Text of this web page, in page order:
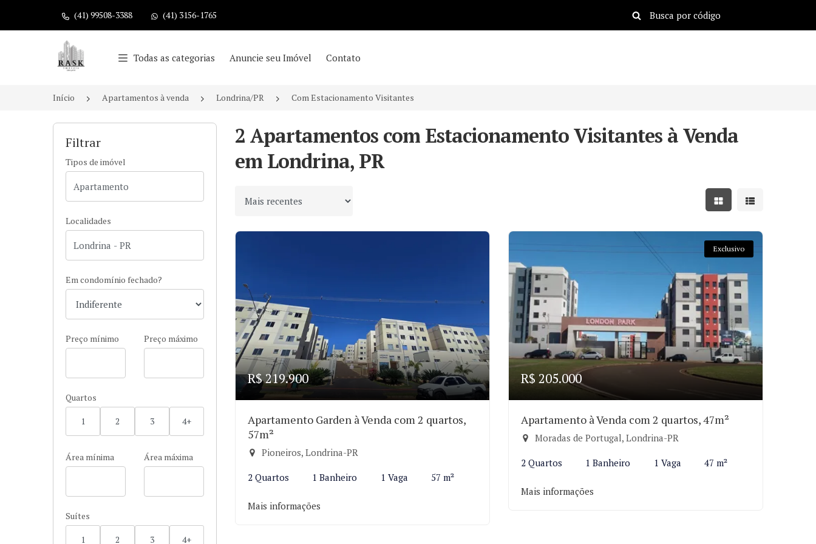
(41) 99508-3388 (41) 3156-1765
Página inicial
Todas as categorias Anuncie seu Imóvel Contato
Início Apartamentos à venda Londrina/PR Com Estacionamento Visitantes
Filtrar
Tipos de imóvel
Localidades
Em condomínio fechado?
Preço mínimo Preço máximo
Quartos
1 2 3 4+
Área mínima Área máxima
Suítes
1 2 3 4+
2 Apartamentos com Estacionamento Visitantes à Venda
em Londrina, PR
Ordenar por Mostrar resultados em
Mostrar
R$ 219.900
Apartamento Garden à Venda com 2 quartos,
57m²
Pioneiros, Londrina-PR
2 Quartos 1 Banheiro 1 Vaga 57 m²
Mais informações
Exclusivo
R$ 205.000
Apartamento à Venda com 2 quartos, 47m²
Moradas de Portugal, Londrina-PR
2 Quartos 1 Banheiro 1 Vaga 47 m²
Mais informações